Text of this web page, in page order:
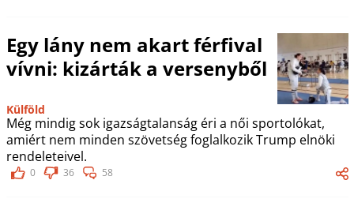
Egy lány nem akart férfival
vívni: kizárták a versenyből
Külföld
Még mindig sok igazságtalanság éri a női sportolókat,
amiért nem minden szövetség foglalkozik Trump elnöki
rendeleteivel.
0 36 58